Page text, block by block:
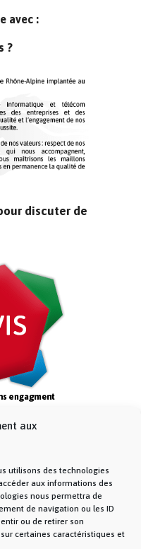
aux
utilisons des technologies
aux informations des
nous permettra de
de navigation ou les ID
ou de retirer son
certaines caractéristiques et
avec :
?
discuter de